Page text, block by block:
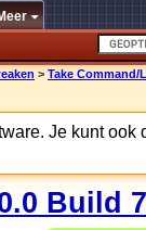
> Take Command/
Je kunt ook
Build